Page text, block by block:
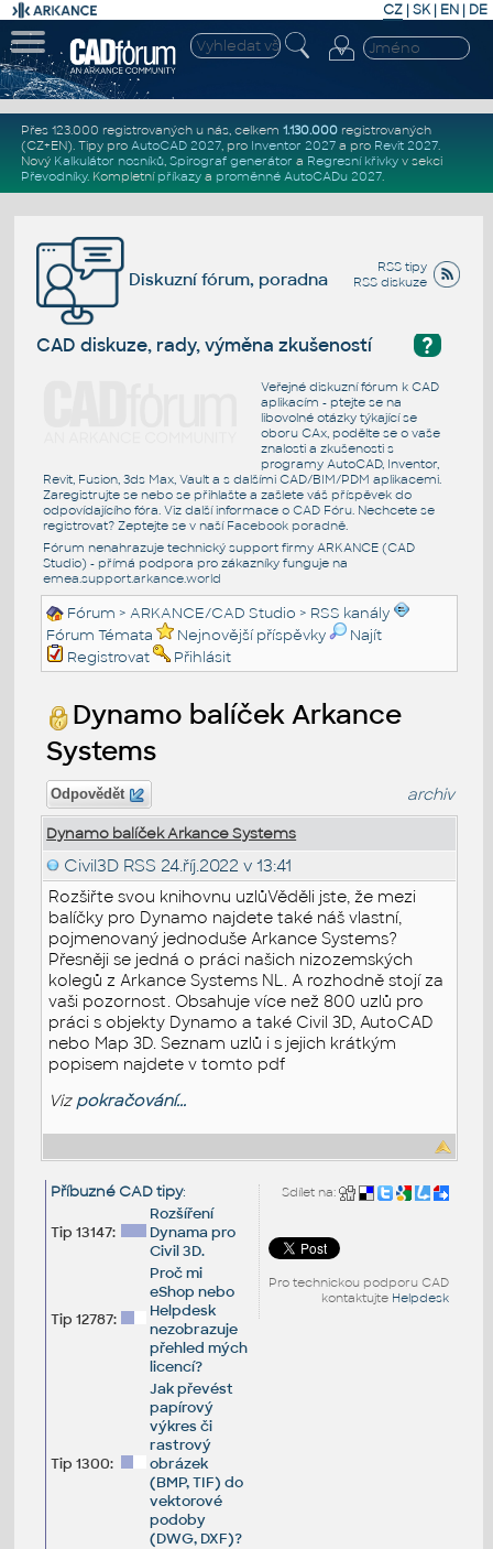
CZ | SK| EN | DE
Přes 123.000 registrovaných u nás, celkem 1.130.000registrovaných
(CZ+EN). Tipy pro AutoCAD 2027, pro Inventor 2027a pro Revit 2027.
Nový Kalkulátor nosníků, Spirograf generátor a Regresní křivkyv sekci
Převodníky. Kompletní příkazya proměnné AutoCADu 2027.
RSS tipy
RSS diskuze
Diskuzní fórum, poradna
?
CAD diskuze, rady, výměna zkušeností
Veřejné diskuzní fórum k CAD
aplikacím - ptejte se na
libovolné otázky týkající se
oboru CAx, podělte se o vaše
znalosti a zkušenosti s
programy AutoCAD, Inventor,
Revit, Fusion, 3ds Max, Vault a s dalšími CAD/BIM/PDM aplikacemi.
Zaregistrujte se nebo se přihlašte a zašlete váš příspěvek do
odpovídajícího fóra. Viz další informace o CAD Fóru. Nechcete se
registrovat? Zeptejte se v naší Facebook poradně.
Fórum nenahrazuje technický support firmy ARKANCE (CAD
Studio) - přímá podpora pro zákazníky funguje na
emea.support.arkance.world
Fórum >ARKANCE/CAD Studio > RSS kanály
Fórum Témata
Nejnovější příspěvky
Najít
Registrovat
Přihlásit
Dynamo balíček Arkance
Systems
Odpovědět archiv
Dynamo balíček Arkance Systems
Civil3D RSS 24.říj.2022 v 13:41
Rozšiřte svou knihovnu uzlůVěděli jste, že mezi
balíčky pro Dynamo najdete také náš vlastní,
pojmenovaný jednoduše Arkance Systems?
Přesněji se jedná o práci našich nizozemských
kolegů z Arkance Systems NL. A rozhodně stojí za
vaši pozornost. Obsahuje více než 800 uzlů pro
práci s objekty Dynamo a také Civil 3D, AutoCAD
nebo Map 3D. Seznam uzlů i s jejich krátkým
popisem najdete v tomto pdf
Viz pokračování...
Sdílet na:
Pro technickou podporu CAD
kontaktujte Helpdesk
Příbuzné CAD tipy:
Tip 13147:
Rozšíření
Dynama pro
Civil 3D.
Tip 12787:
Proč mi
eShop nebo
Helpdesk
nezobrazuje
přehled mých
licencí?
Tip 1300:
Jak převést
papírový
výkres či
rastrový
obrázek
(BMP, TIF) do
vektorové
podoby
(DWG, DXF)?